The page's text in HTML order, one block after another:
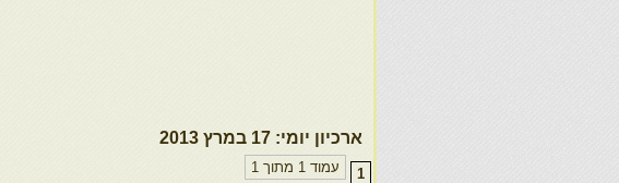
ארכיון יומי: 17 במרץ 2013
עמוד 1 מתוך 1 1